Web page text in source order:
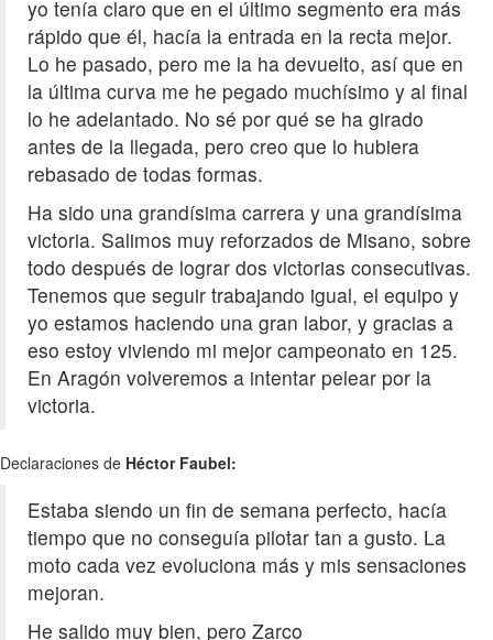
yo tenía claro que en el último segmento era más
rápido que él, hacía la entrada en la recta mejor.
Lo he pasado, pero me la ha devuelto, así que en
la última curva me he pegado muchísimo y al final
lo he adelantado. No sé por qué se ha girado
antes de la llegada, pero creo que lo hubiera
rebasado de todas formas.
Ha sido una grandísima carrera y una grandísima
victoria. Salimos muy reforzados de Misano, sobre
todo después de lograr dos victorias consecutivas.
Tenemos que seguir trabajando igual, el equipo y
yo estamos haciendo una gran labor, y gracias a
eso estoy viviendo mi mejor campeonato en 125.
En Aragón volveremos a intentar pelear por la
victoria.
Declaraciones de Héctor Faubel:
Estaba siendo un fin de semana perfecto, hacía
tiempo que no conseguía pilotar tan a gusto. La
moto cada vez evoluciona más y mis sensaciones
mejoran.
He salido muy bien, pero Zarco